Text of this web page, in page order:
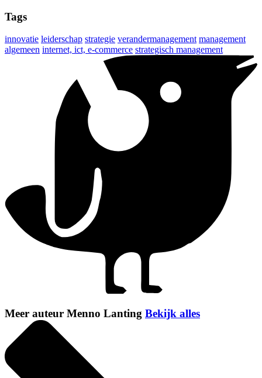
Tags
innovatie leiderschap strategie verandermanagement management
algemeen internet, ict, e-commerce strategisch management
Meer auteur Menno Lanting Bekijk alles